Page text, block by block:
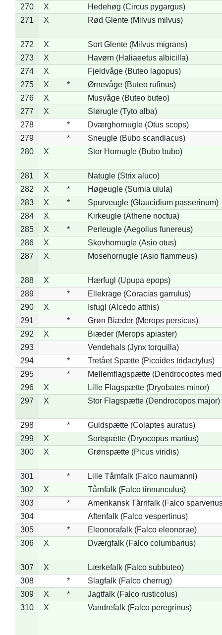
270 X
Hedehøg (Circus pygargus)
271
X Rød Glente (Milvus milvus)
272 X
Sort Glente (Milvus migrans)
273
X
Havørn (Haliaeetus albicilla)
274
X
Fjeldvåge (Buteo lagopus)
275
X *
Ørnevåge (Buteo rufinus)
276
X
Musvåge (Buteo buteo)
277
X
Slørugle (Tyto alba)
278
*
Dværghornugle (Otus scops)
279
*
Sneugle (Bubo scandiacus)
280
X Stor Hornugle (Bubo bubo)
281 X
Natugle (Strix aluco)
282
X *
Høgeugle (Surnia ulula)
283
X *
Spurveugle (Glaucidium passerinum)
284
X
Kirkeugle (Athene noctua)
285
X *
Perleugle (Aegolius funereus)
286
X
Skovhornugle (Asio otus)
287
X Mosehornugle (Asio flammeus)
288 X
Hærfugl (Upupa epops)
289
*
Ellekrage (Coracias garrulus)
290
X
Isfugl (Alcedo atthis)
291
*
Grøn Biæder (Merops persicus)
292
X
Biæder (Merops apiaster)
293
Vendehals (Jynx torquilla)
294
*
Tretået Spætte (Picoides tridactylus)
295
*
Mellemflagspætte (Dendrocoptes
296
X
Lille Flagspætte (Dryobates minor)
297
X Stor Flagspætte (Dendrocopos major)
298 *
Guldspætte (Colaptes auratus)
299
X
Sortspætte (Dryocopus martius)
300
X Grønspætte (Picus viridis)
301 *
Lille Tårnfalk (Falco naumanni)
302
X
Tårnfalk (Falco tinnunculus)
303
*
Amerikansk Tårnfalk (Falco
304
Aftenfalk (Falco vespertinus)
305
*
Eleonorafalk (Falco eleonorae)
306
X Dværgfalk (Falco columbarius)
307 X
Lærkefalk (Falco subbuteo)
308
*
Slagfalk (Falco cherrug)
309
X *
Jagtfalk (Falco rusticolus)
310
X Vandrefalk (Falco peregrinus)